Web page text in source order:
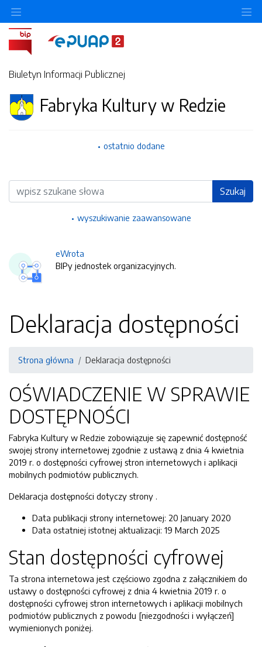
Biuletyn Informacji Publicznej
Fabryka Kultury w Redzie
ostatnio dodane
Wyszukiwarka Szukaj
wyszukiwanie zaawansowane
eWrota
BIPy jednostek organizacyjnych.
Deklaracja dostępności
Strona główna Deklaracja dostępności
OŚWIADCZENIE W SPRAWIE
DOSTĘPNOŚCI
Fabryka Kultury w Redzie zobowiązuje się zapewnić dostępność
swojej strony internetowej zgodnie z ustawą z dnia 4 kwietnia
2019 r. o dostępności cyfrowej stron internetowych i aplikacji
mobilnych podmiotów publicznych.
Deklaracja dostępności dotyczy strony .
Data publikacji strony internetowej: 20 January 2020
Data ostatniej istotnej aktualizacji: 19 March 2025
Stan dostępności cyfrowej
Ta strona internetowa jest częściowo zgodna z załącznikiem do
ustawy o dostępności cyfrowej z dnia 4 kwietnia 2019 r. o
dostępności cyfrowej stron internetowych i aplikacji mobilnych
podmiotów publicznych z powodu [niezgodności i wyłączeń]
wymienionych poniżej.